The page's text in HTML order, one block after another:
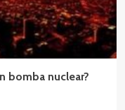
bomba nuclear?